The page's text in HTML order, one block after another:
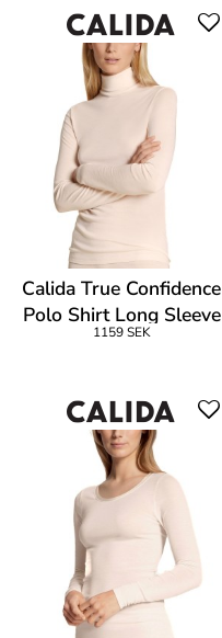
Calida True Confidence
Polo Shirt Long Sleeve
1159 SEK